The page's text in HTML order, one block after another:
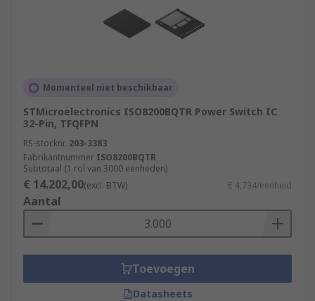
Momenteel niet beschikbaar
STMicroelectronics ISO8200BQTR Power Switch IC
32-Pin, TFQFPN
RS-stocknr. 203-3383
Fabrikantnummer ISO8200BQTR
Subtotaal (1 rol van 3000 eenheden)
€ 14.202,00(excl. BTW) € 4,734/eenheid
Aantal
Toevoegen
Datasheets